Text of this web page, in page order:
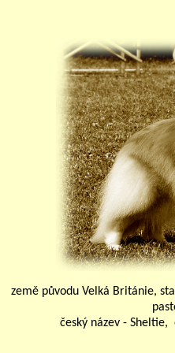
země původu Velká Británie,
český název - Sheltie,